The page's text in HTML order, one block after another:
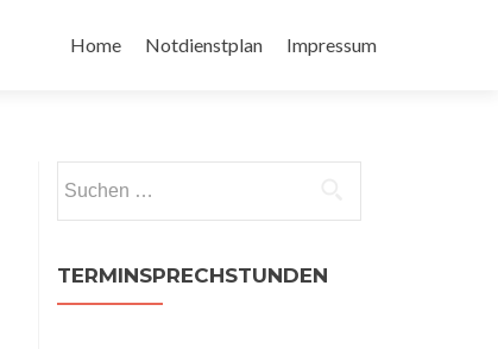
Inhalt
Home Notdienstplan Impressum
nach:
TERMINSPRECHSTUNDEN